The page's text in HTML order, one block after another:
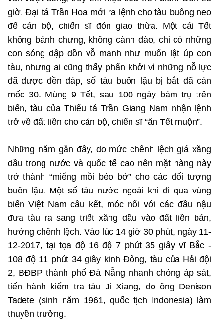
giờ, Đại tá Trần Hoa mới ra lệnh cho tàu buông neo
để cán bộ, chiến sĩ đón giao thừa. Một cái Tết
không bánh chưng, không cành đào, chỉ có những
con sóng dập dồn vỗ mạnh như muốn lật úp con
tàu, nhưng ai cũng thấy phấn khởi vì những nỗ lực
đã được đền đáp, số tàu buôn lậu bị bắt đã cán
mốc 30. Mùng 9 Tết, sau 100 ngày bám trụ trên
biển, tàu của Thiếu tá Trần Giang Nam nhận lệnh
trở về đất liền cho cán bộ, chiến sĩ “ăn Tết muộn”.
Những năm gần đây, do mức chênh lệch giá xăng
dầu trong nước và quốc tế cao nên mặt hàng này
trở thành “miếng mồi béo bở” cho các đối tượng
buôn lậu. Một số tàu nước ngoài khi đi qua vùng
biển Việt Nam câu kết, móc nối với các đầu nậu
đưa tàu ra sang triết xăng dầu vào đất liền bán,
hưởng chênh lệch. Vào lúc 14 giờ 30 phút, ngày 11-
12-2017, tại tọa độ 16 độ 7 phút 35 giây vĩ Bắc -
108 độ 11 phút 34 giây kinh Đông, tàu của Hải đội
2, BĐBP thành phố Đà Nẵng nhanh chóng áp sát,
tiến hành kiểm tra tàu Ji Xiang, do ông Denison
Tadete (sinh năm 1961, quốc tịch Indonesia) làm
thuyền trưởng.